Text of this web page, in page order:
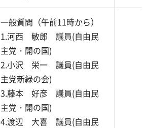
一般質問（午前11時から）
1.河西 敏郎 議員(自由民
主党・開の国)
2.小沢 栄一 議員(自由民
主党新緑の会)
3.藤本 好彦 議員(自由民
主党・開の国)
4.渡辺 大喜 議員(自由民